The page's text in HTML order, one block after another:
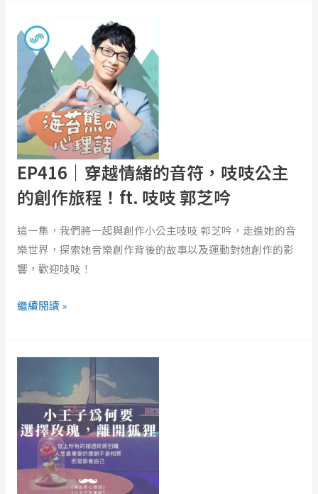
想
「我
怎
麼
了？」
解
析
日
本
話
《速
須
之
高
天
EP416｜穿越情緒的音符，吱吱公主
的創作旅程！ft. 吱吱 郭芝吟
這一集，我們將一起與創作小公主吱吱 郭芝吟，走進她的音
樂世界，探索她音樂創作背後的故事以及運動對她創作的影
響，歡迎吱吱！
｜
穿
情
緒
的
音
符，
吱
吱
主
的
創
作
旅
ft.
吱
芝
繼續閱讀 »
子
為
何